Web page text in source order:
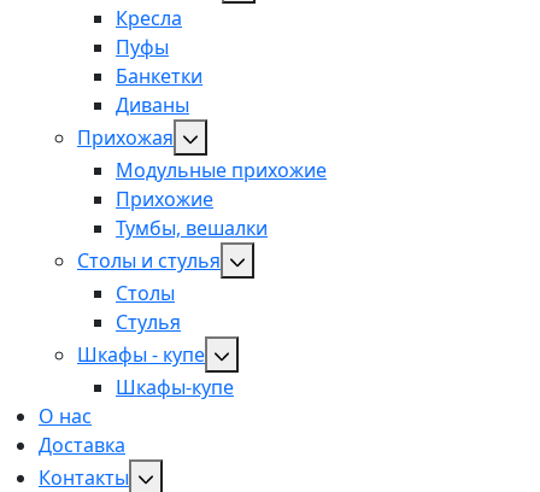
Кресла
Пуфы
Банкетки
Диваны
Прихожая
Модульные прихожие
Прихожие
Тумбы, вешалки
Столы и стулья
Столы
Стулья
Шкафы - купе
Шкафы-купе
О нас
Доставка
Контакты